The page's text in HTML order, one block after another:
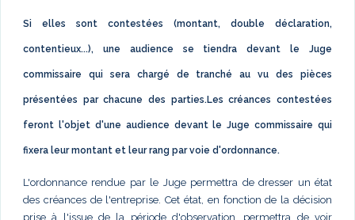
Si elles sont contestées (montant, double déclaration,
contentieux...), une audience se tiendra devant le Juge
commissaire qui sera chargé de tranché au vu des pièces
présentées par chacune des parties.Les créances contestées
feront l'objet d'une audience devant le Juge commissaire qui
fixera leur montant et leur rang par voie d'ordonnance.
L'ordonnance rendue par le Juge permettra de dresser un état
des créances de l'entreprise. Cet état, en fonction de la décision
prise à l'issue de la période d'observation, permettra de voir